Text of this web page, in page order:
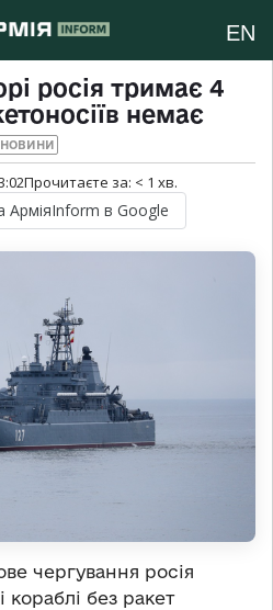
EN
росія тримає 4
немає
НОВИНИ
Прочитаєте за: < 1 хв.
АрміяInform в Google
чергування росія
без ракет